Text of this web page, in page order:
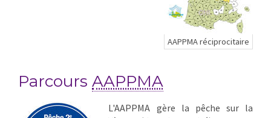
AAPPMA réciprocitaire
Parcours AAPPMA
L'AAPPMA gère la pêche sur la